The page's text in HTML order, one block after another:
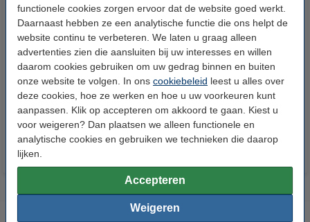
functionele cookies zorgen ervoor dat de website goed werkt.
Daarnaast hebben ze een analytische functie die ons helpt de
website continu te verbeteren. We laten u graag alleen
advertenties zien die aansluiten bij uw interesses en willen
daarom cookies gebruiken om uw gedrag binnen en buiten
onze website te volgen. In ons cookiebeleid leest u alles over
deze cookies, hoe ze werken en hoe u uw voorkeuren kunt
aanpassen. Klik op accepteren om akkoord te gaan. Kiest u
voor weigeren? Dan plaatsen we alleen functionele en
analytische cookies en gebruiken we technieken die daarop
lijken.
Accepteren
Weigeren
123accu Xtreme Power AAA /
MN2400 / LR03 alkaline batterij
€ 14,50 € 13,05
Inclusief 21%
BTW
123accu Xtreme Power
knoopcellen multipack
€ 5,95 € 5,36 Inclusief 21% BTW